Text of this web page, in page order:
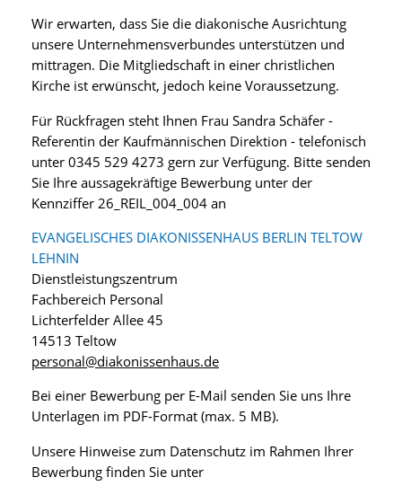
Wir erwarten, dass Sie die diakonische Ausrichtung
unsere Unternehmensverbundes unterstützen und
mittragen. Die Mitgliedschaft in einer christlichen
Kirche ist erwünscht, jedoch keine Voraussetzung.
Für Rückfragen steht Ihnen Frau Sandra Schäfer -
Referentin der Kaufmännischen Direktion - telefonisch
unter 0345 529 4273 gern zur Verfügung. Bitte senden
Sie Ihre aussagekräftige Bewerbung unter der
Kennziffer 26_REIL_004_004 an
EVANGELISCHES DIAKONISSENHAUS BERLIN TELTOW
LEHNIN
Dienstleistungszentrum
Fachbereich Personal
Lichterfelder Allee 45
14513 Teltow
personal@diakonissenhaus.de
Bei einer Bewerbung per E-Mail senden Sie uns Ihre
Unterlagen im PDF-Format (max. 5 MB).
Unsere Hinweise zum Datenschutz im Rahmen Ihrer
Bewerbung finden Sie unter